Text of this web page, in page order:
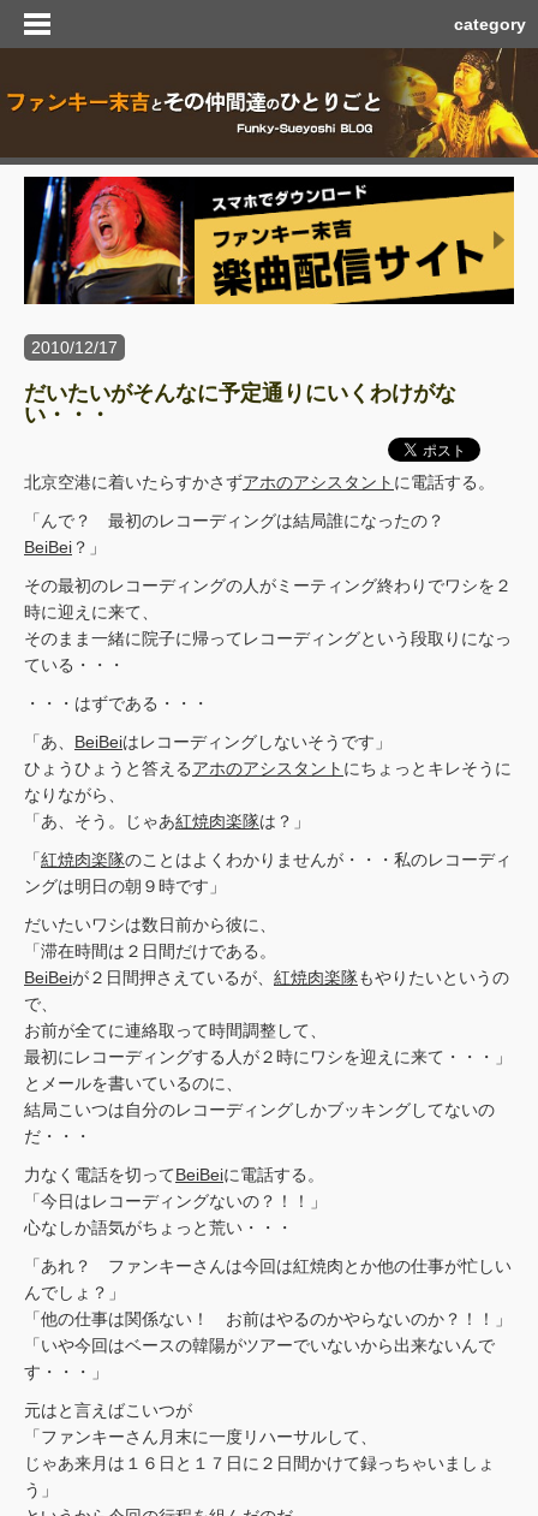
category
2010/12/17
だいたいがそんなに予定通りにいくわけがな
い・・・
北京空港に着いたらすかさずアホのアシスタント に電話する。
「んで？ 最初のレコーディングは結局誰になったの？
BeiBei ？」
その最初のレコーディングの人がミーティング終わりでワシを２
時に迎えに来て、
そのまま一緒に院子に帰ってレコーディングという段取りになっ
ている・・・
・・・はずである・・・
「あ、 BeiBeiはレコーディングしないそうです」
ひょうひょうと答えるアホのアシスタント にちょっとキレそうに
なりながら、
「あ、そう。じゃあ紅焼肉楽隊は？」
「紅焼肉楽隊のことはよくわかりませんが・・・私のレコーディ
ングは明日の朝９時です」
だいたいワシは数日前から彼に、
「滞在時間は２日間だけである。
BeiBeiが２日間押さえているが、 紅焼肉楽隊もやりたいというの
で、
お前が全てに連絡取って時間調整して、
最初にレコーディングする人が２時にワシを迎えに来て・・・」
とメールを書いているのに、
結局こいつは自分のレコーディングしかブッキングしてないの
だ・・・
力なく電話を切ってBeiBeiに電話する。
「今日はレコーディングないの？！！」
心なしか語気がちょっと荒い・・・
「あれ？ ファンキーさんは今回は紅焼肉とか他の仕事が忙しい
んでしょ？」
「他の仕事は関係ない！ お前はやるのかやらないのか？！！」
「いや今回はベースの韓陽がツアーでいないから出来ないんで
す・・・」
元はと言えばこいつが
「ファンキーさん月末に一度リハーサルして、
じゃあ来月は１６日と１７日に２日間かけて録っちゃいましょ
う」